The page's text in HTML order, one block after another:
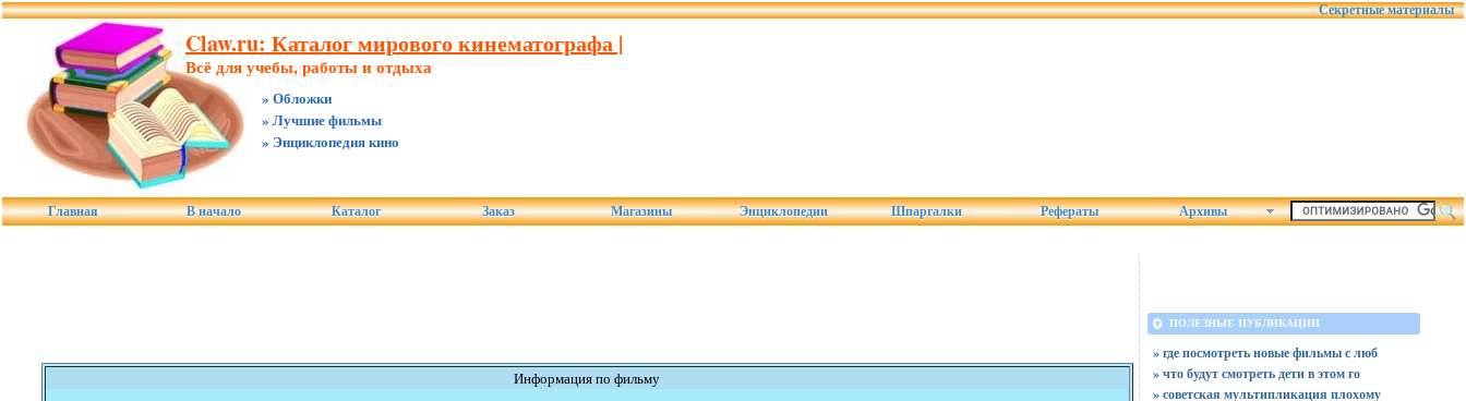
Секретные материалы
Claw.ru: Каталог мирового кинематографа |
Всё для учебы, работы и отдыха
» Обложки
» Лучшие фильмы
» Энциклопедия кино
Главная В начало Каталог Заказ Магазины Энциклопедии Шпаргалки Рефераты Архивы
Информация по фильму
ПОЛЕЗНЫЕ ПУБЛИКАЦИИ
» где посмотреть новые фильмы с люб
» что будут смотреть дети в этом го
» советская мультипликация плохому